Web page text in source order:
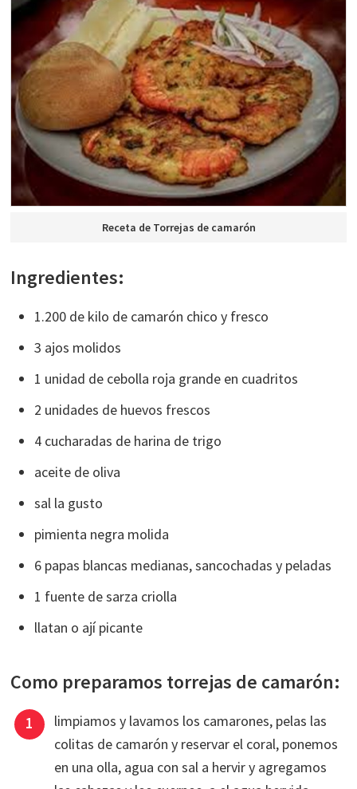
Receta de Torrejas de camarón
Ingredientes:
1.200 de kilo de camarón chico y fresco
3 ajos molidos
1 unidad de cebolla roja grande en cuadritos
2 unidades de huevos frescos
4 cucharadas de harina de trigo
aceite de oliva
sal la gusto
pimienta negra molida
6 papas blancas medianas, sancochadas y peladas
1 fuente de sarza criolla
llatan o ají picante
Como preparamos torrejas de camarón:
limpiamos y lavamos los camarones, pelas las
colitas de camarón y reservar el coral, ponemos
en una olla, agua con sal a hervir y agregamos